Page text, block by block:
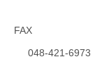
FAX
048-421-6973